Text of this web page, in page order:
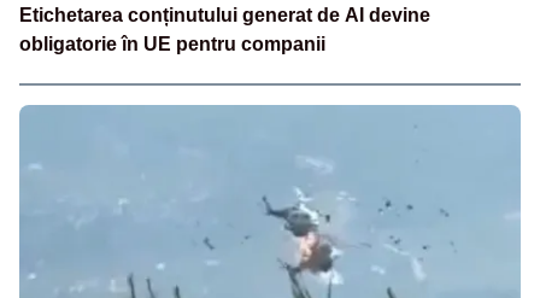
Etichetarea conținutului generat de AI devine
obligatorie în UE pentru companii